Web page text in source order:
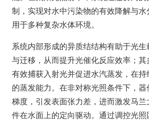
制，实现对水中污染物的有效降解与
用于多种复杂水体环境。
系统内部形成的异质结结构有助于光
与迁移，从而提升光催化反应效率；
有效捕获入射光并促进水汽蒸发，在
的蒸发能力。在非对称光照条件下，
梯度，引发表面张力差，进而激发马
件在水面上的定向驱动。通过调控光照